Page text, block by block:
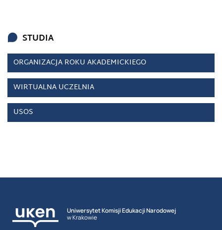
STUDIA
ORGANIZACJA ROKU AKADEMICKIEGO
WIRTUALNA UCZELNIA
USOS
Uniwersytet Komisji Edukacji Narodowej
w Krakowie